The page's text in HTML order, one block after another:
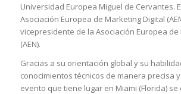
Universidad Europea Miguel de Cervantes.
Asociación Europea de Marketing Digital
vicepresidente de la Asociación Europea
(AEN).
Gracias a su orientación global y su
conocimientos técnicos de manera precisa
evento que tiene lugar en Miami (Florida) se